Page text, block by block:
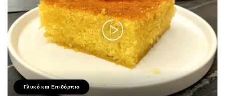
Γλυκό και Επιδόρπιο